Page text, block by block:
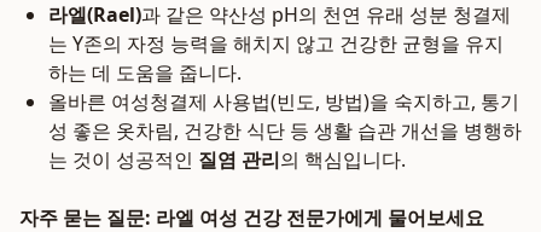
라엘(Rael)과 같은 약산성 pH의 천연 유래 성분 청결제
는 Y존의 자정 능력을 해치지 않고 건강한 균형을 유지
하는 데 도움을 줍니다.
올바른 여성청결제 사용법(빈도, 방법)을 숙지하고, 통기
성 좋은 옷차림, 건강한 식단 등 생활 습관 개선을 병행하
는 것이 성공적인 질염 관리의 핵심입니다.
자주 묻는 질문: 라엘 여성 건강 전문가에게 물어보세요